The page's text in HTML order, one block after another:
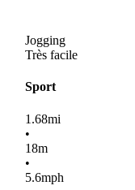
Jogging
Très facile
Sport
1.68mi
•
18m
•
5.6mph